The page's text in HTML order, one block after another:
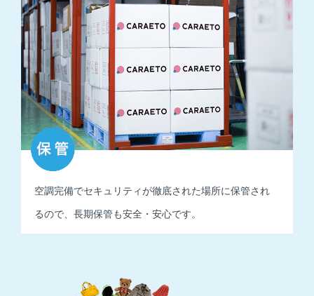
空調完備でセキュリティが徹底された場所に保管され
るので、長期保管も安全・安心です。